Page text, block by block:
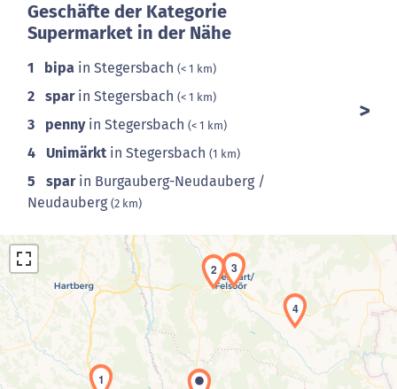
Geschäfte der Kategorie
Supermarket in der Nähe
1 bipa in Stegersbach (< 1 km)
2 sparin Stegersbach (< 1 km)
3 pennyin Stegersbach (< 1 km)
4 Unimärkt in Stegersbach (1 km)
5 sparin Burgauberg-Neudauberg /
Neudauberg (2 km)
1
2 3
4